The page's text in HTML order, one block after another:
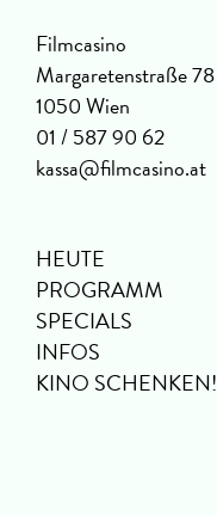
Filmcasino
Margaretenstraße 78
1050 Wien
01 / 587 90 62
kassa@filmcasino.at
HEUTE
PROGRAMM
SPECIALS
INFOS
KINO SCHENKEN!